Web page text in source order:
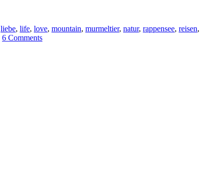
liebe, life, love, mountain, murmeltier, natur, rappensee, reisen,
6 Comments